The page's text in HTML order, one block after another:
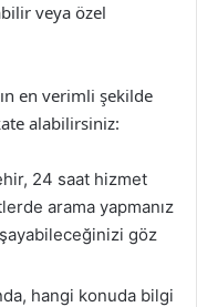
veya özel
en verimli şekilde
alabilirsiniz:
24 saat hizmet
arama yapmanız
göz
hangi konuda bilgi